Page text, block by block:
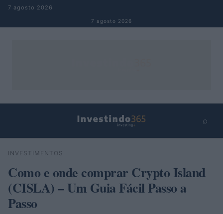
Pular para o conteúdo
7 agosto 2026
7 agosto 2026
⌕
Buscar
INVESTIMENTOS
Como e onde comprar Crypto Island
(CISLA) – Um Guia Fácil Passo a
Passo